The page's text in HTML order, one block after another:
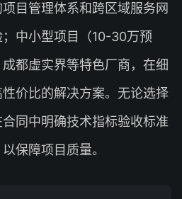
目管理体系和跨区域服务网
中小型项目（10-30万预
都虚实界等特色厂商，在细
价比的解决方案。无论选择
同中明确技术指标验收标准
保障项目质量。